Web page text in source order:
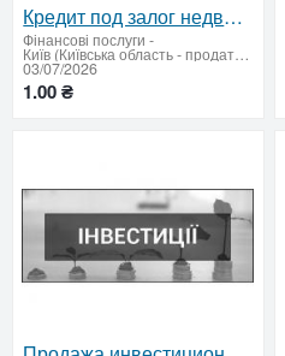
Кредит под залог недвижимости
Фінансові послуги -
Київ (Київська область - продати купити)
03/07/2026
1.00 ₴